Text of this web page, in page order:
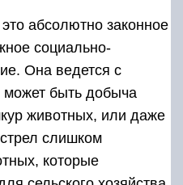
абсолютно законное
социально-
Она ведется с
быть добыча
животных, или даже
слишком
которые